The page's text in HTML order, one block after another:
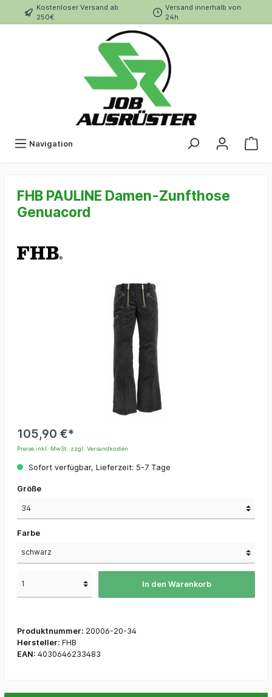
Kostenloser Versand ab
250€
Versand innerhalb von
24h
Navigation
FHB PAULINE Damen-Zunfthose
Genuacord
105,90 €*
Preise inkl. MwSt. zzgl. Versandkosten
Sofort verfügbar, Lieferzeit: 5-7 Tage
Größe
Farbe
In den Warenkorb
Produktnummer: 20006-20-34
Hersteller: FHB
EAN: 4030646233483